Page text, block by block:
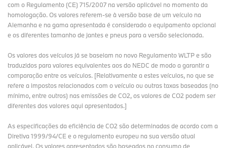
com o Regulamento (CE) 715/2007 na versão aplicável no momento da
homologação. Os valores referem-se à versão base de um veículo na
Alemanha e na gama apresentada é considerado o equipamento opcional
e os diferentes tamanho de jantes e pneus para a versão selecionada.
Os valores dos veículos já se baseiam no novo Regulamento WLTP e são
traduzidos para valores equivalentes aos do NEDC de modo a garantir a
comparação entre os veículos. [Relativamente a estes veículos, no que se
refere a impostos relacionados com o veículo ou outras taxas baseadas (no
mínimo, entre outros) nas emissões de CO2, os valores de CO2 podem ser
diferentes dos valores aqui apresentados.]
As especificações da eficiência de CO2 são determinadas de acordo com a
Diretiva 1999/94/CE e o regulamento europeu na sua versão atual
aplicável. Os valores apresentados são baseados no consumo de